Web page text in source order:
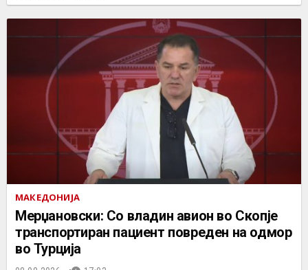
МАКЕДОНИЈА
Мерџановски: Со владин авион во Скопје
транспортиран пациент повреден на одмор
во Турција